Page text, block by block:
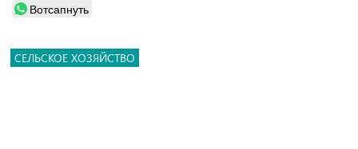
Вотсапнуть
СЕЛЬСКОЕ ХОЗЯЙСТВО